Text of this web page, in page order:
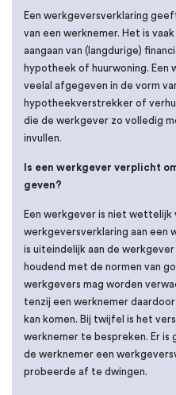
Een werkgeversverklaring
van een werknemer. Het is
aangaan van (langdurige)
hypotheek of huurwoning.
veelal afgegeven in de vorm
hypotheekverstrekker of
die de werkgever zo volledig
invullen.
Is een werkgever verplicht
geven?
Een werkgever is niet wettelijk
werkgeversverklaring aan een
is uiteindelijk aan de
houdend met de normen van
werkgevers mag worden
tenzij een werknemer
kan komen. Bij twijfel is het
werknemer te bespreken. Er is
de werknemer een
probeerde af te dwingen.